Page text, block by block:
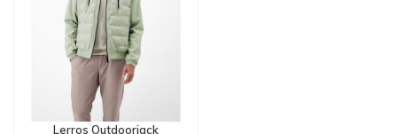
Lerros Outdoorjack